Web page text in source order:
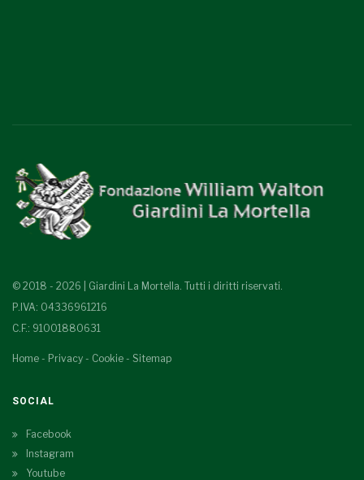
© 2018 - 2026 | Giardini La Mortella. Tutti i diritti riservati.
P.IVA: 04336961216
C.F.: 91001880631
Home - Privacy - Cookie - Sitemap
SOCIAL
Facebook
Instagram
Youtube